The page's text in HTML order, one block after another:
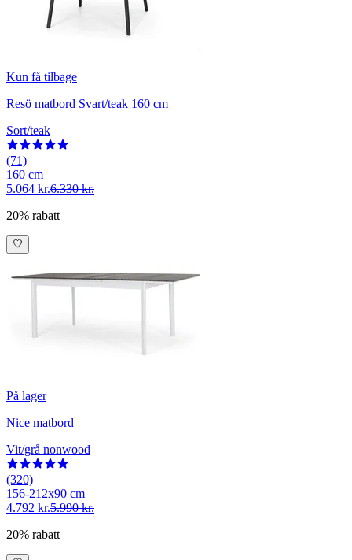
Kun få tilbage
Resö matbord Svart/teak 160 cm
Sort/teak
(71)
160 cm
5.064 kr.6.330 kr.
20% rabatt
På lager
Nice matbord
Vit/grå nonwood
(320)
156-212x90 cm
4.792 kr.5.990 kr.
20% rabatt